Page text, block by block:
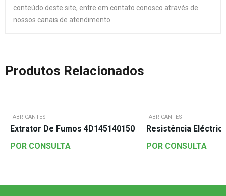
conteúdo deste site, entre em contato conosco através de
nossos canais de atendimento.
Produtos Relacionados
FABRICANTES
Extrator De Fumos 4D145140150
POR CONSULTA
FABRICANTES
Resistência
POR CONSULTA